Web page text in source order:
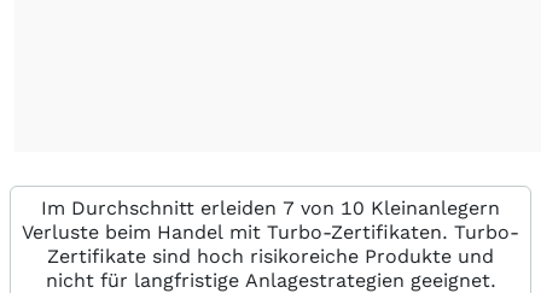
Im Durchschnitt erleiden 7 von 10 Kleinanlegern
Verluste beim Handel mit Turbo-Zertifikaten. Turbo-
Zertifikate sind hoch risikoreiche Produkte und
nicht für langfristige Anlagestrategien geeignet.